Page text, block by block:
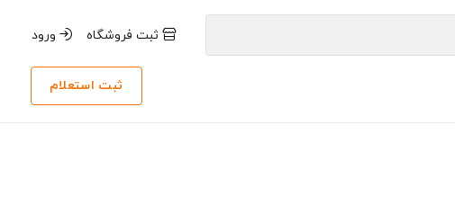
ثبت فروشگاه ورود
ثبت استعلام